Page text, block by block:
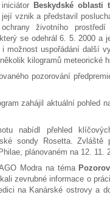
iniciátor Beskydské oblasti
její vznik a představil
ochrany životního
se odehrál 6. 5. 2000 a
možnost uspořádání další
kilogramů meteorické
pozorování
zahájil aktuální pohled
nabídl přehled
sondy Rosetta. Zvláště
plánovaném na 12. 11.
Modra na téma
zevrubné informace o
na Kanárské ostrovy a